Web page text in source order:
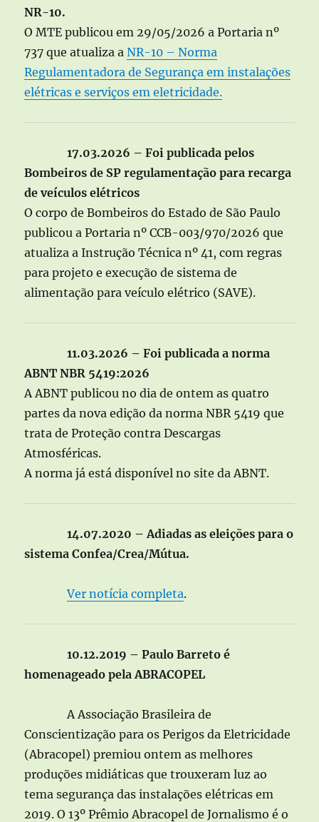
NR-10.
O MTE publicou em 29/05/2026 a Portaria nº
737 que atualiza aNR-10 – Norma
Regulamentadora de Segurança em instalações
elétricas e serviços em eletricidade.
17.03.2026 – Foi publicada pelos
Bombeiros de SP regulamentação para recarga
de veículos elétricos
O corpo de Bombeiros do Estado de São Paulo
publicou a Portaria nº CCB-003/970/2026 que
atualiza a Instrução Técnica nº 41, com regras
para projeto e execução de sistema de
alimentação para veículo elétrico (SAVE).
11.03.2026 – Foi publicada a norma
ABNT NBR 5419:2026
A ABNT publicou no dia de ontem as quatro
partes da nova edição da norma NBR 5419 que
trata de Proteção contra Descargas
Atmosféricas.
A norma já está disponível no site da ABNT.
14.07.2020 – Adiadas as eleições para o
sistema Confea/Crea/Mútua.
Ver notícia completa.
10.12.2019 – Paulo Barreto é
homenageado pela ABRACOPEL
A Associação Brasileira de
Conscientização para os Perigos da Eletricidade
(Abracopel) premiou ontem as melhores
produções midiáticas que trouxeram luz ao
tema segurança das instalações elétricas em
2019. O 13º Prêmio Abracopel de Jornalismo é o